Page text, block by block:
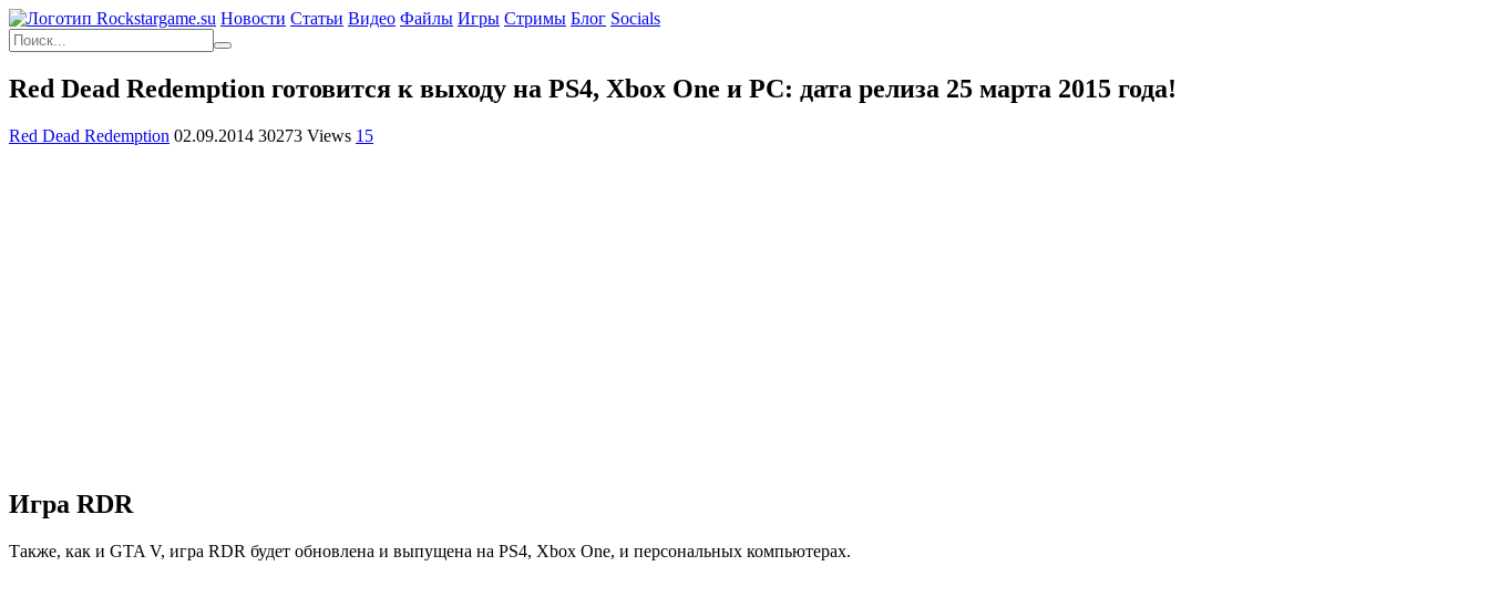
Новости Статьи Видео Файлы Игры Cтримы Блог Socials
Red Dead Redemption готовится к выходу на PS4, Xbox One и PC: дата релиза 25 марта 2015 года!
Red Dead Redemption 02.09.2014 30273 Views 15
Игра RDR
Также, как и GTA V, игра RDR будет обновлена и выпущена на PS4, Xbox One, и персональных компьютерах.